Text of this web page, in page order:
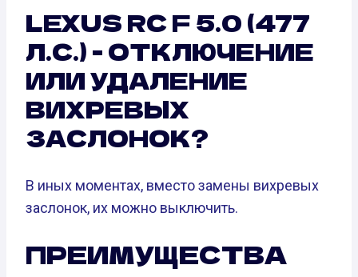
LEXUS RC F 5.0 (477
Л.С.) - ОТКЛЮЧЕНИЕ
ИЛИ УДАЛЕНИЕ
ВИХРЕВЫХ
ЗАСЛОНОК?
В иных моментах, вместо замены вихревых
заслонок, их можно выключить.
ПРЕИМУЩЕСТВА